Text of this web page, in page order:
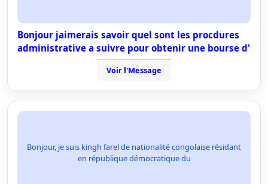
Bonjour jaimerais savoir quel sont les procdures
administrative a suivre pour obtenir une bourse d'
Voir l'Message
Bonjour, je suis kingh farel de nationalité congolaise résidant
en république démocratique du